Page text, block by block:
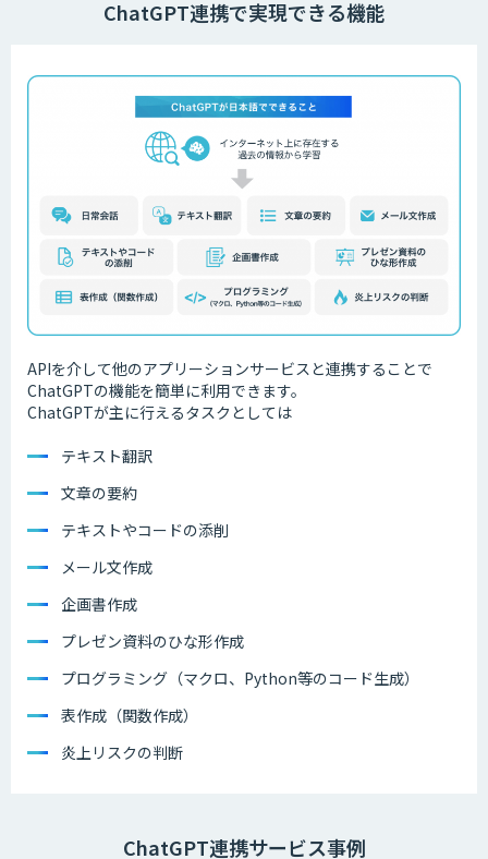
ChatGPT連携で実現できる機能
APIを介して他のアプリーションサービスと連携することで
ChatGPTの機能を簡単に利用できます。
ChatGPTが主に行えるタスクとしては
テキスト翻訳
文章の要約
テキストやコードの添削
メール文作成
企画書作成
プレゼン資料のひな形作成
プログラミング（マクロ、Python等のコード生成）
表作成（関数作成）
炎上リスクの判断
ChatGPT連携サービス事例